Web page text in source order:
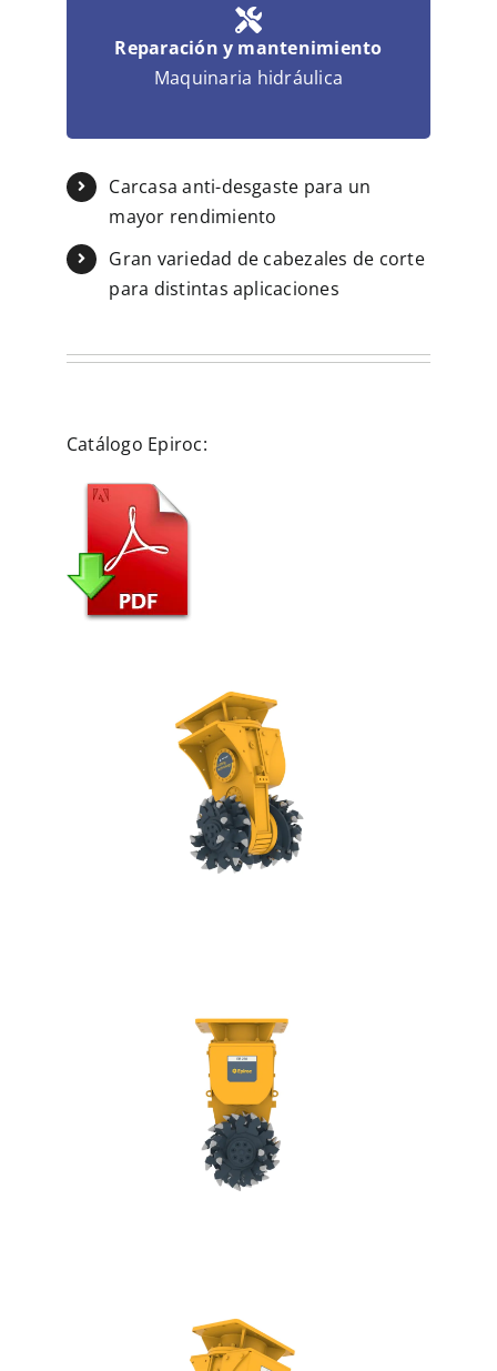
Reparación y mantenimiento
Maquinaria hidráulica
Carcasa anti-desgaste para un
mayor rendimiento
Gran variedad de cabezales de corte
para distintas aplicaciones
Catálogo Epiroc: